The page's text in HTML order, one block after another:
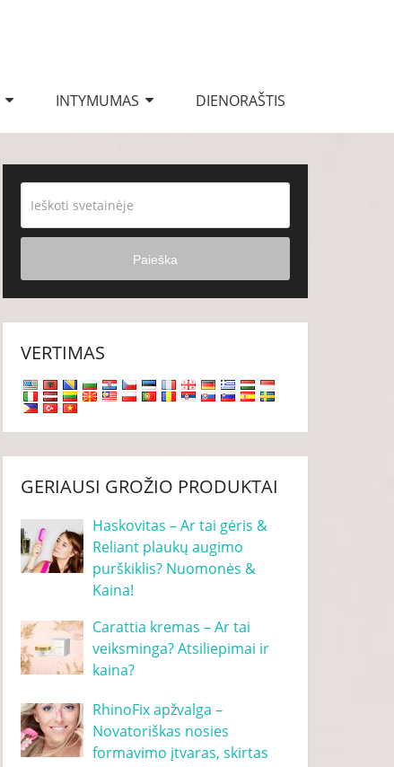
INTYMUMAS DIENORAŠTIS
Paieška
VERTIMAS
GERIAUSI GROŽIO PRODUKTAI
Haskovitas – Ar tai gėris &
Reliant plaukų augimo
purškiklis? Nuomonės &
Kaina!
Carattia kremas – Ar tai
veiksminga? Atsiliepimai ir
kaina?
RhinoFix apžvalga –
Novatoriškas nosies
formavimo įtvaras, skirtas